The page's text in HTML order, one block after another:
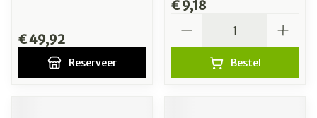
€ 49,92
Reserveer
€ 9,18
Bestel